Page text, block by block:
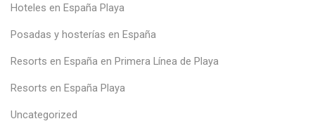
Hoteles en España Playa
Posadas y hosterías en España
Resorts en España en Primera Línea de Playa
Resorts en España Playa
Uncategorized